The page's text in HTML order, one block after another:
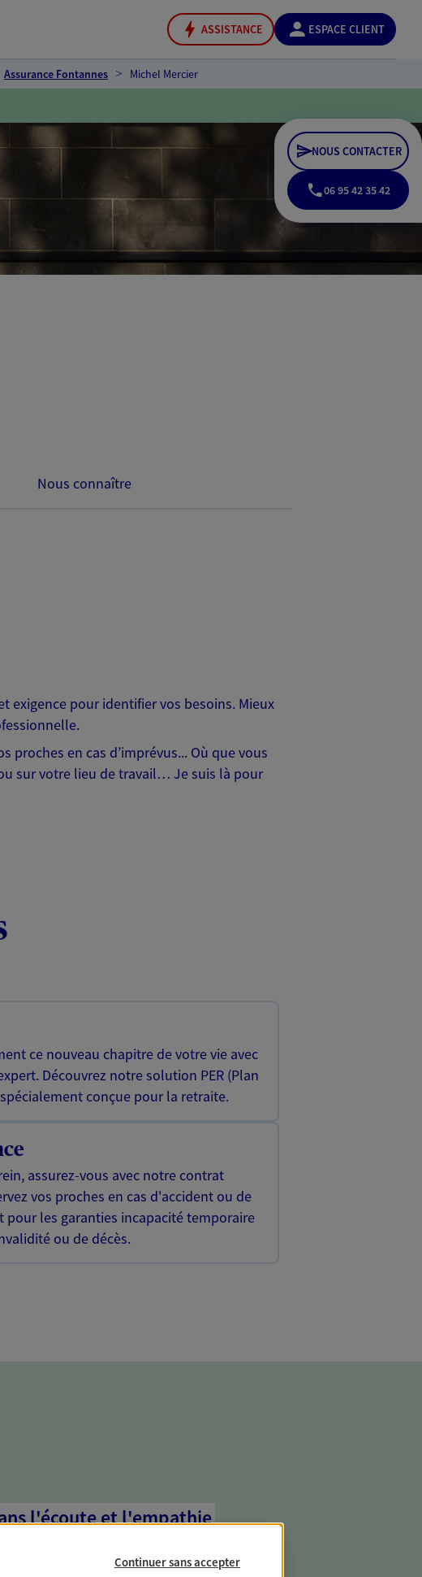
ASSISTANCE ESPACE CLIENT
Assurance Fontannes Michel Mercier
NOUS CONTACTER
06 95 42 35 42
Nous connaître
exigence pour identifier vos besoins. Mieux
proches en cas d’imprévus... Où que vous
sur votre lieu de travail… Je suis là pour
ce nouveau chapitre de votre vie avec
Découvrez notre solution PER (Plan
conçue pour la retraite.
assurez-vous avec notre contrat
vos proches en cas d'accident ou de
pour les garanties incapacité temporaire
ou de décès.
l'écoute et l'empathie
mettent l'empathie au cœur de leurs échanges
Continuer sans accepter